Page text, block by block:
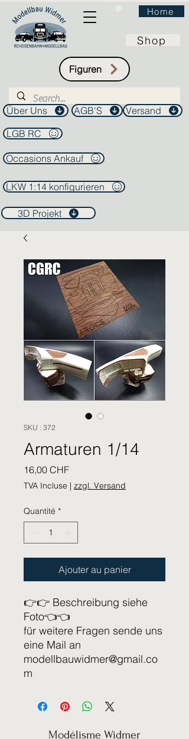
Home
Shop
Figuren
Über Uns AGB'S
Versand
LGB RC
Occasions Ankauf
LKW 1:14 konfigurieren
3D Projekt
SKU : 372
Armaturen 1/14
16,00 CHFPrix
TVA Incluse | zzgl. Versand
Quantité *
Ajouter au panier
👉👉 Beschreibung siehe
Foto👈👈
für weitere Fragen sende uns
eine Mail an
modellbauwidmer@gmail.co
m
Modélisme Widmer